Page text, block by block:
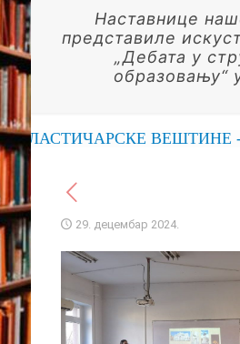
Наставнице
представиле
„Дебата у
образовању“
ВЕШТИНЕ -
29. децембар 2024.